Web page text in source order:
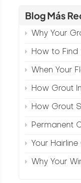
Blog Más
Why Your Grout Job Failed
How to Find the Real Crack
When Your Floor
How Grout Injection
How Grout Saves Your
Permanent Crack
Your Hairline Crack Needs
Why Your Winter